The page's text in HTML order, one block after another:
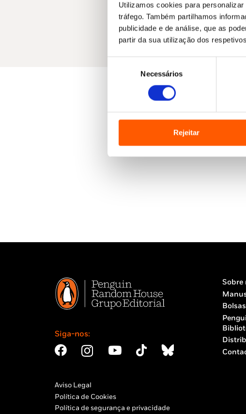
Utilizamos cookies para
tráfego. Também partilhamos
publicidade e de análise, que as
partir da sua utilização dos
consentimento
Necessários
Rejeitar
Siga-nos:
Aviso Legal
Política de Cookies
Política de segurança e privacidade
Sobre